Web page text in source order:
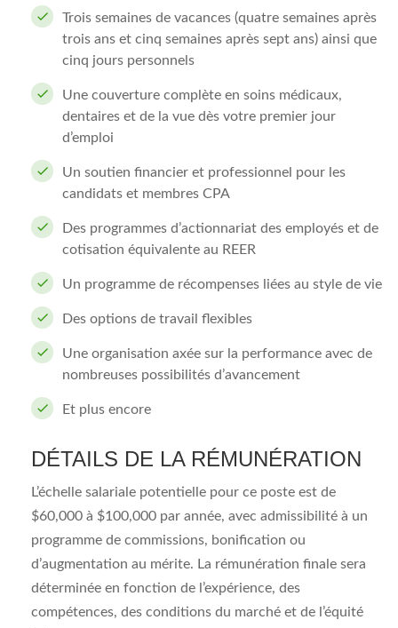
Trois semaines de vacances (quatre semaines après
trois ans et cinq semaines après sept ans) ainsi que
cinq jours personnels
Une couverture complète en soins médicaux,
dentaires et de la vue dès votre premier jour
d’emploi
Un soutien financier et professionnel pour les
candidats et membres CPA
Des programmes d’actionnariat des employés et de
cotisation équivalente au REER
Un programme de récompenses liées au style de vie
Des options de travail flexibles
Une organisation axée sur la performance avec de
nombreuses possibilités d’avancement
Et plus encore
DÉTAILS DE LA RÉMUNÉRATION
L’échelle salariale potentielle pour ce poste est de
$60,000 à $100,000 par année, avec admissibilité à un
programme de commissions, bonification ou
d’augmentation au mérite. La rémunération finale sera
déterminée en fonction de l’expérience, des
compétences, des conditions du marché et de l’équité